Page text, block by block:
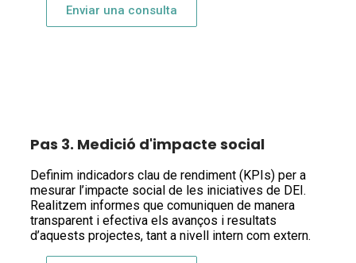
Enviar una consulta
Pas 3. Medició d'impacte social
Definim indicadors clau de rendiment (KPIs) per a
mesurar l’impacte social de les iniciatives de DEI.
Realitzem informes que comuniquen de manera
transparent i efectiva els avanços i resultats
d’aquests projectes, tant a nivell intern com extern.